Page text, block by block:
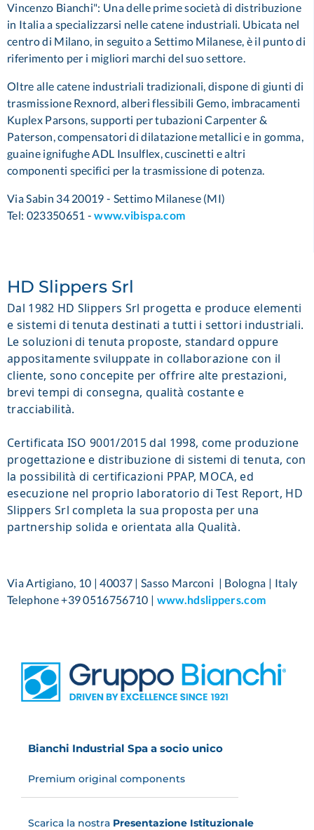
Vincenzo Bianchi": Una delle prime società di distribuzione
in Italia a specializzarsi nelle catene industriali. Ubicata nel
centro di Milano, in seguito a Settimo Milanese, è il punto di
riferimento per i migliori marchi del suo settore.
Oltre alle catene industriali tradizionali, dispone di giunti di
trasmissione Rexnord, alberi flessibili Gemo, imbracamenti
Kuplex Parsons, supporti per tubazioni Carpenter &
Paterson, compensatori di dilatazione metallici e in gomma,
guaine ignifughe ADL Insulflex, cuscinetti e altri
componenti specifici per la trasmissione di potenza.
Via Sabin 34 20019 - Settimo Milanese (MI)
Tel: 023350651 -www.vibispa.com
HD Slippers Srl
Dal 1982 HD Slippers Srl progetta e produce elementi
e sistemi di tenuta destinati a tutti i settori industriali.
Le soluzioni di tenuta proposte, standard oppure
appositamente sviluppate in collaborazione con il
cliente, sono concepite per offrire alte prestazioni,
brevi tempi di consegna, qualità costante e
tracciabilità.
Certificata ISO 9001/2015 dal 1998, come produzione
progettazione e distribuzione di sistemi di tenuta, con
la possibilità di certificazioni PPAP, MOCA, ed
esecuzione nel proprio laboratorio di Test Report, HD
Slippers Srl completa la sua proposta per una
partnership solida e orientata alla Qualità.
Via Artigiano, 10 | 40037 | Sasso Marconi | Bologna | Italy
Telephone +39 0516756710 | www.hdslippers.com
Bianchi Industrial Spa a socio unico
Premium original components
Scarica la nostra Presentazione Istituzionale